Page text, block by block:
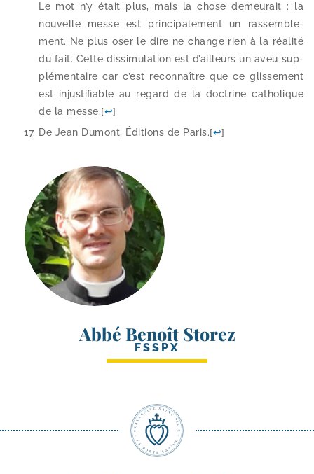
Le mot n’y était plus, mais la chose demeu­rait : la
nou­velle messe est prin­ci­pa­le­ment un ras­sem­ble­
ment. Ne plus oser le dire ne change rien à la réa­li­té
du fait. Cette dis­si­mu­la­tion est d’ailleurs un aveu sup­
plé­men­taire car c’est recon­naître que ce glis­se­ment
est injus­ti­fiable au regard de la doc­trine catho­lique
de la messe.[↩]
De Jean Dumont, Éditions de Paris.[↩]
Abbé Benoît Storez
FSSPX